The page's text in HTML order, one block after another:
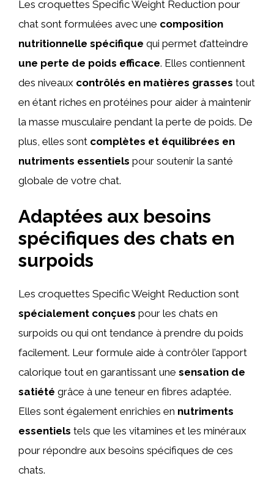
Les croquettes Specific Weight Reduction pour
chat sont formulées avec une composition
nutritionnelle spécifique qui permet d’atteindre
une perte de poids efficace. Elles contiennent
des niveaux contrôlés en matières grasses tout
en étant riches en protéines pour aider à maintenir
la masse musculaire pendant la perte de poids. De
plus, elles sont complètes et équilibrées en
nutriments essentiels pour soutenir la santé
globale de votre chat.
Adaptées aux besoins
spécifiques des chats en
surpoids
Les croquettes Specific Weight Reduction sont
spécialement conçues pour les chats en
surpoids ou qui ont tendance à prendre du poids
facilement. Leur formule aide à contrôler l’apport
calorique tout en garantissant une sensation de
satiété grâce à une teneur en fibres adaptée.
Elles sont également enrichies en nutriments
essentiels tels que les vitamines et les minéraux
pour répondre aux besoins spécifiques de ces
chats.